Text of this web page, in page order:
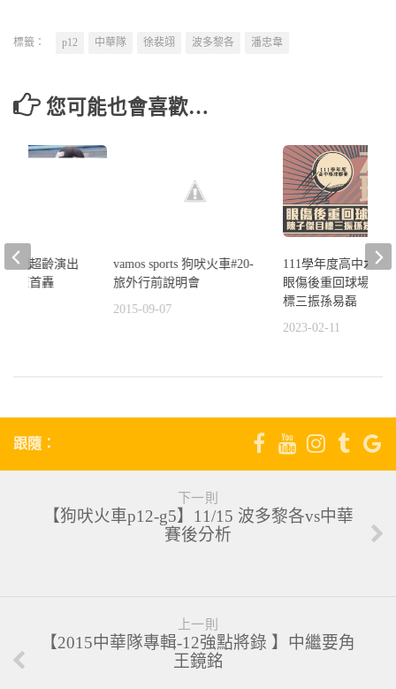
標籤： p12 中華隊 徐裴翊 波多黎各 潘忠韋
您可能也會喜歡…
vamos sports 狗吠火車#20-
旅外行前說明會
2015-09-07
111學年度高中木棒
眼傷後重回球場 陳
標三振孫易磊
2023-02-11
表現超齡演出
生涯首轟
跟隨：
下一則
【狗吠火車p12-g5】11/15 波多黎各vs中華
賽後分析
上一則
【2015中華隊專輯-12強點將錄 】中繼要角
王鏡銘